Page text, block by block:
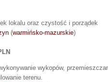
lokalu oraz czystość i porządek
(warmińsko-mazurskie)
wykopów,
terenu.